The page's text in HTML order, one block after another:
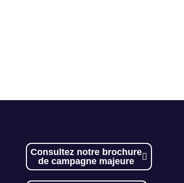
Consultez notre brochure
de campagne majeure